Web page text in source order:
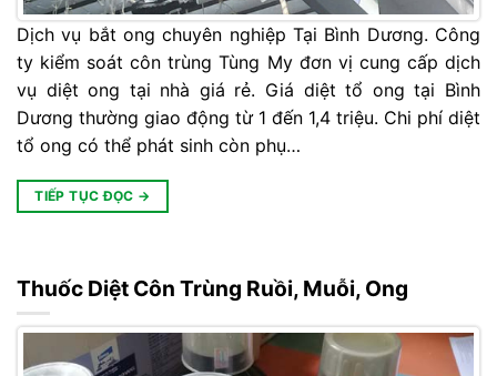
Dịch vụ bắt ong chuyên nghiệp Tại Bình Dương. Công
ty kiểm soát côn trùng Tùng My đơn vị cung cấp dịch
vụ diệt ong tại nhà giá rẻ. Giá diệt tổ ong tại Bình
Dương thường giao động từ 1 đến 1,4 triệu. Chi phí diệt
tổ ong có thể phát sinh còn phụ…
TIẾP TỤC ĐỌC →
Thuốc Diệt Côn Trùng Ruồi, Muỗi, Ong